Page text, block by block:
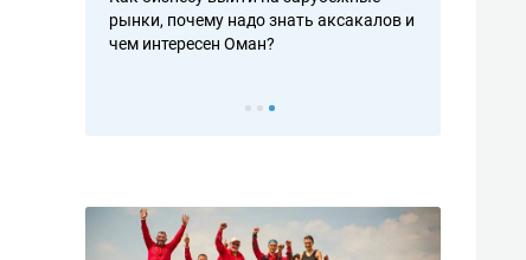
рынки, почему надо знать аксакалов и
чем интересен Оман?